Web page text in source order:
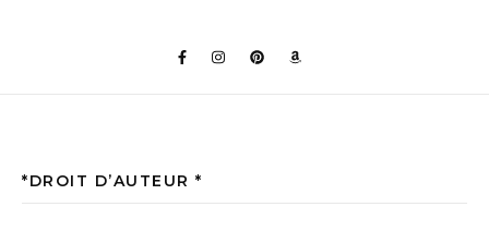
*DROIT D’AUTEUR *